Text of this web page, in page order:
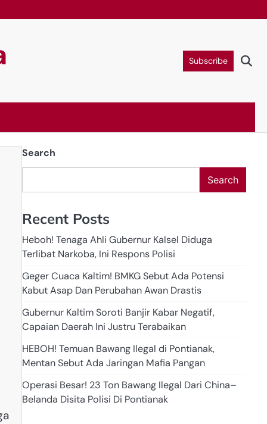
Subscribe
Search
Search
Recent Posts
Heboh! Tenaga Ahli Gubernur Kalsel Diduga
Terlibat Narkoba, Ini Respons Polisi
Geger Cuaca Kaltim! BMKG Sebut Ada Potensi
Kabut Asap Dan Perubahan Awan Drastis
Gubernur Kaltim Soroti Banjir Kabar Negatif,
Capaian Daerah Ini Justru Terabaikan
HEBOH! Temuan Bawang Ilegal di Pontianak,
Mentan Sebut Ada Jaringan Mafia Pangan
Operasi Besar! 23 Ton Bawang Ilegal Dari China–
Belanda Disita Polisi Di Pontianak